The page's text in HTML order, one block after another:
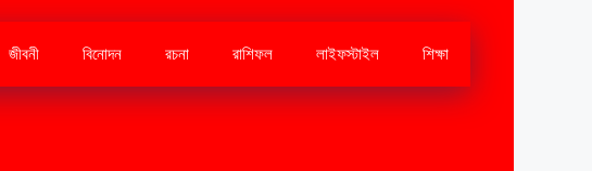
জীবনী বিনোদন রচনা রাশিফল লাইফস্টাইল শিক্ষা